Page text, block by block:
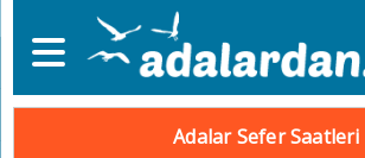
Adalar Sefer Saatleri